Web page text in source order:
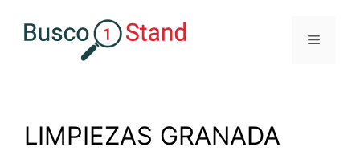
Menú
LIMPIEZAS GRANADA